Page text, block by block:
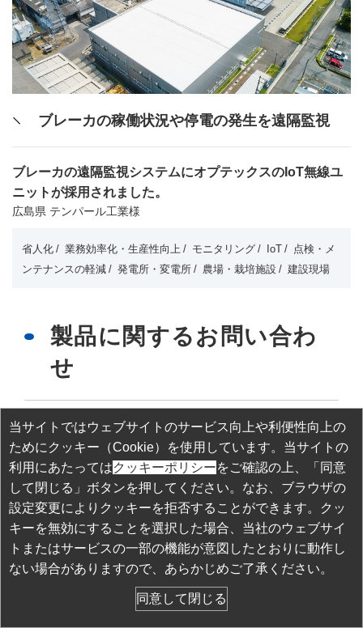
ブレーカの稼働状況や停電の発生を遠隔監視
ブレーカの遠隔監視システムにオプテックスのIoT無線ユ
ニットが採用されました。
広島県 テンパール工業様
省人化 業務効率化・生産性向上 モニタリング IoT
点検・メ
ンテナンスの軽減
発電所・変電所 農場・栽培施設 建設現場
製品に関するお問い合わ
せ
同意する
2 . 該当するものをご選択ください。
価格・購入先などの相談
デモ機貸出依頼
故障・修理のお問い合わせ
当サイトではウェブサイトのサービス向上や利便性向上の
ためにクッキー（Cookie）を使用しています。当サイトの
利用にあたってはクッキーポリシーをご確認の上、「同意
して閉じる」ボタンを押してください。なお、ブラウザの
設定変更によりクッキーを拒否することができます。クッ
キーを無効にすることを選択した場合、当社のウェブサイ
トまたはサービスの一部の機能が意図したとおりに動作し
ない場合がありますので、あらかじめご了承ください。
同意して閉じる